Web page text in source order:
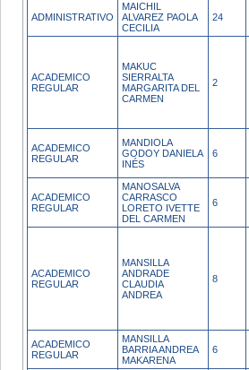
ADMINISTRATIVO
MAICHIL
ALVAREZ PAOLA
CECILIA
24
ACADEMICO
REGULAR
MAKUC
SIERRALTA
MARGARITA DEL
CARMEN
2
ACADEMICO
REGULAR
MANDIOLA
GODOY DANIELA
INÉS
6
ACADEMICO
REGULAR
MANOSALVA
CARRASCO
LORETO IVETTE
DEL CARMEN
6
ACADEMICO
REGULAR
MANSILLA
ANDRADE
CLAUDIA
ANDREA
8
ACADEMICO
REGULAR
MANSILLA
BARRIA ANDREA
MAKARENA
6